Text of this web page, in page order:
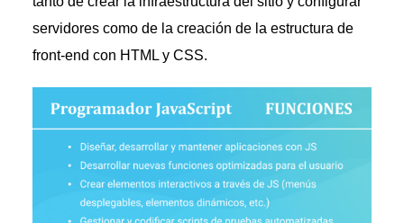
servidores como de la creación de la estructura de
front-end con HTML y CSS.